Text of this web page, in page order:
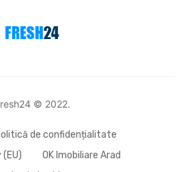
© 2022.
de confidențialitate
OK Imobiliare Arad